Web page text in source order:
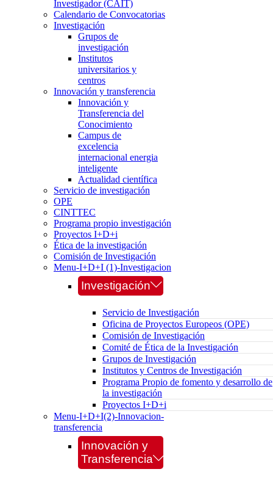
Investigador (CAIT)
Calendario de Convocatorias
Investigación
Grupos de
investigación
Institutos
universitarios y
centros
Innovación y transferencia
Innovación y
Transferencia del
Conocimiento
Campus de
excelencia
internacional energia
inteligente
Actualidad científica
Servicio de investigación
OPE
CINTTEC
Programa propio investigación
Proyectos I+D+i
Ética de la investigación
Comisión de Investigación
Menu-I+D+I (1)-Investigacion
Investigación
Servicio de Investigación
Oficina de Proyectos Europeos (OPE)
Comisión de Investigación
Comité de Ética de la Investigación
Grupos de Investigación
Institutos y Centros de Investigación
Programa Propio de fomento y desarrollo de
la investigación
Proyectos I+D+i
Menu-I+D+I(2)-Innovacion-
transferencia
Innovación y
Transferencia